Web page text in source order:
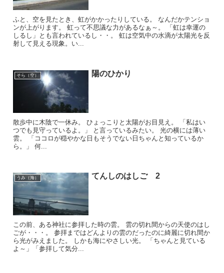
ふと、空を見たとき、虹がかかったりしている。 なんだかテンショ
ンが上がります。 虹って不思議な力があるなぁ～。 「虹は幸運の
しるし」とも言われているし・・。 虹は空気中の水滴が太陽光を反
射して見える現象。い...
そら（空） 陽のひかり
散歩中に木陰で一休み。 ひょっこりと太陽がお目見え。 「私はい
つでも見守っているよ。」 と言っているみたい。 光の横には薄い
雲。 「ココロが穏やかな日もそうでない日ちゃんと知っているか
ら。」 何...
うみ（海） てんしのはしご 2
この前、ある神社に参拝した時の雲。 雲の切れ間からの天使のはし
ごが・・・。 参拝まではどんよりの雲のだったのに綺麗に切れ間か
ら光がみえました。 しかも海にやさしい光。 「ちゃんと見ている
よ～」「参拝して気分...